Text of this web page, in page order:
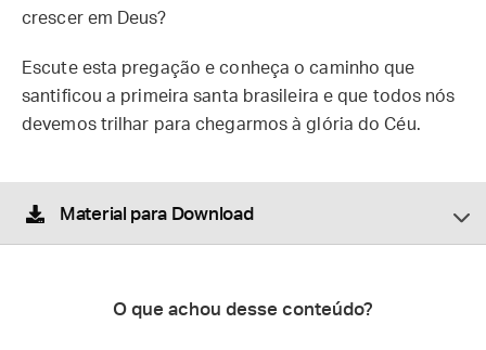
crescer em Deus?
Escute esta pregação e conheça o caminho que
santificou a primeira santa brasileira e que todos nós
devemos trilhar para chegarmos à glória do Céu.
Material para Download
O que achou desse conteúdo?